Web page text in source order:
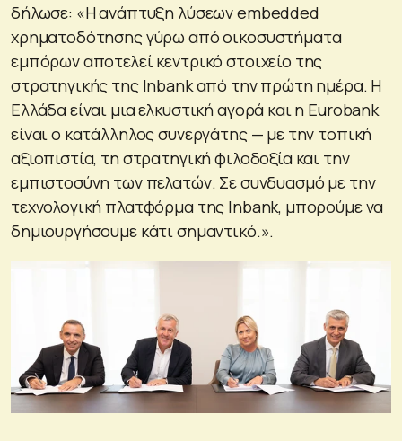
δήλωσε: «Η ανάπτυξη λύσεων embedded
χρηματοδότησης γύρω από οικοσυστήματα
εμπόρων αποτελεί κεντρικό στοιχείο της
στρατηγικής της Inbank από την πρώτη ημέρα. Η
Ελλάδα είναι μια ελκυστική αγορά και η Eurobank
είναι ο κατάλληλος συνεργάτης — με την τοπική
αξιοπιστία, τη στρατηγική φιλοδοξία και την
εμπιστοσύνη των πελατών. Σε συνδυασμό με την
τεχνολογική πλατφόρμα της Inbank, μπορούμε να
δημιουργήσουμε κάτι σημαντικό.».